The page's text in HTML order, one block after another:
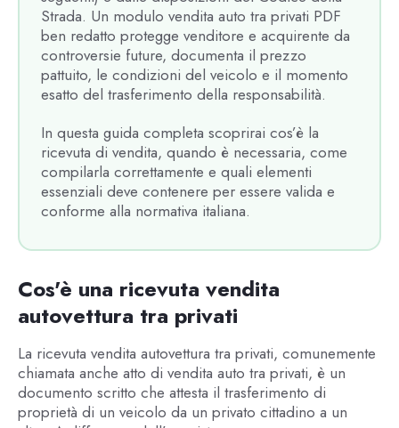
Strada. Un modulo vendita auto tra privati PDF
ben redatto protegge venditore e acquirente da
controversie future, documenta il prezzo
pattuito, le condizioni del veicolo e il momento
esatto del trasferimento della responsabilità.
In questa guida completa scoprirai cos’è la
ricevuta di vendita, quando è necessaria, come
compilarla correttamente e quali elementi
essenziali deve contenere per essere valida e
conforme alla normativa italiana.
Cos'è una ricevuta vendita
autovettura tra privati
La ricevuta vendita autovettura tra privati, comunemente
chiamata anche atto di vendita auto tra privati, è un
documento scritto che attesta il trasferimento di
proprietà di un veicolo da un privato cittadino a un